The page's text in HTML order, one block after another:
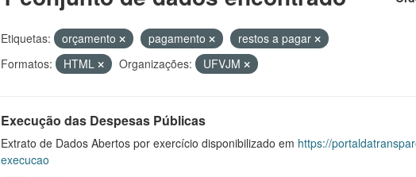
Etiquetas: orçamento pagamento
restos a pagar
Formatos:
HTML Organizações: UFVJM
Execução das Despesas Públicas
Extrato de Dados Abertos por exercício disponibilizado em https://
execucao